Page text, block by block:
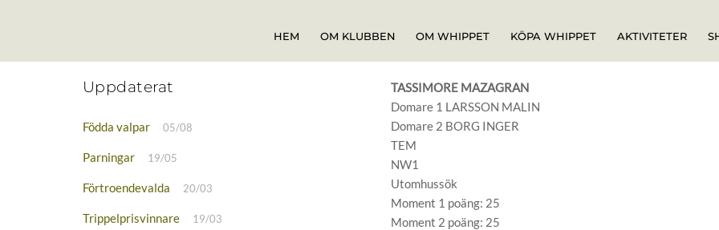
HEM OM KLUBBEN OM WHIPPET KÖPA WHIPPET AKTIVITETER
Uppdaterat
Födda valpar 05/08
Parningar 19/05
Förtroendevalda 20/03
Trippelprisvinnare 19/03
TASSIMORE MAZAGRAN
Domare 1 LARSSON MALIN
Domare 2 BORG INGER
TEM
NW1
Utomhussök
Moment 1 poäng: 25
Moment 2 poäng: 25